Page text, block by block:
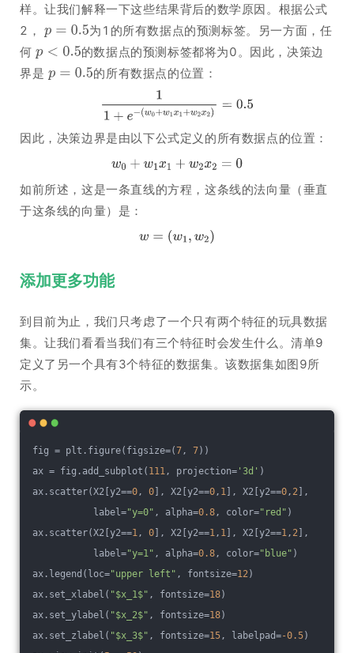
样。让我们解释一下这些结果背后的数学原因。根据公式
2，
为1的所有数据点的预测标签。另一方面，任
何
的数据点的预测标签都将为0。因此，决策边
界是
的所有数据点的位置：
因此，决策边界是由以下公式定义的所有数据点的位置：
如前所述，这是一条直线的方程，这条线的法向量（垂直
于这条线的向量）是：
添加更多功能
到目前为止，我们只考虑了一个只有两个特征的玩具数据
集。让我们看看当我们有三个特征时会发生什么。清单9
定义了另一个具有3个特征的数据集。该数据集如图9所
示。
fig = plt.figure(figsize=(7, 7))
ax = fig.add_subplot( 111, projection= '3d' )
ax.scatter(X2[y2==0, 0 ], X2[y2==0, 1 ], X2[y2==0, 2 ],
label="y=0" , alpha=0.8, color="red" )
ax.scatter(X2[y2==1, 0 ], X2[y2==1, 1 ], X2[y2==1, 2 ],
label="y=1" , alpha=0.8, color="blue" )
ax.legend(loc="upper left" , fontsize=12)
ax.set_xlabel( "$x_1$" , fontsize=18)
ax.set_ylabel( "$x_2$" , fontsize=18)
ax.set_zlabel( "$x_3$" , fontsize=15, labelpad=-0.5)